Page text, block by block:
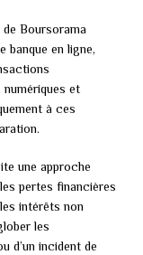
Boursorama
banque en ligne,
et
à ces
une approche
pertes financières
intérêts non
les
d’un incident de